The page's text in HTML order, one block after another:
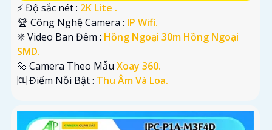
️⚡ Độ sắc nét : 2K Lite .
🏆 Công Nghệ Camera : IP Wifi.
❈ Video Ban Đêm : Hồng Ngoại 30m Hồng Ngoại
SMD.
🔩 Camera Theo Mẫu Xoay 360.
️🆑 Điểm Nỗi Bật : Thu Âm Và Loa.